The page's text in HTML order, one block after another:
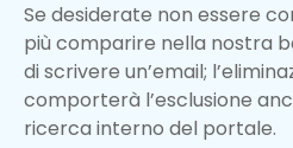
Se desiderate non essere
più comparire nella nostra
di scrivere un’email;
comporterà l’esclusione
ricerca interno del portale.